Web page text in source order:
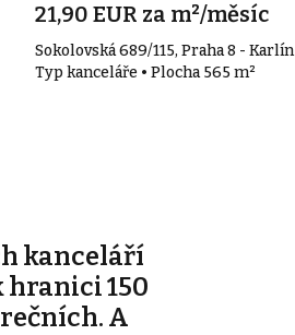
21,90 EUR za m²/měsíc
Sokolovská 689/115, Praha 8 - Karlín
Typ kanceláře • Plocha 565 m²
kanceláří
hranici 150
A